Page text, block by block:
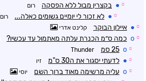
☼
● בקצרין מבול ללא הפסקה רום
☼
● לא זכור לי יומיים גשומים כאלה... רום
☼
● איילון הבוקר קלינט אדרי
☼
o כמה ס״מ הכנרת עלתה מאתמול עד עכשיו?
☼
o 25 סמ Thunder
☼
● לדעתי יסגור את ה30 ס"מ זיו
☼
o עליה מרשימה מאוד ברוך השם יוסי